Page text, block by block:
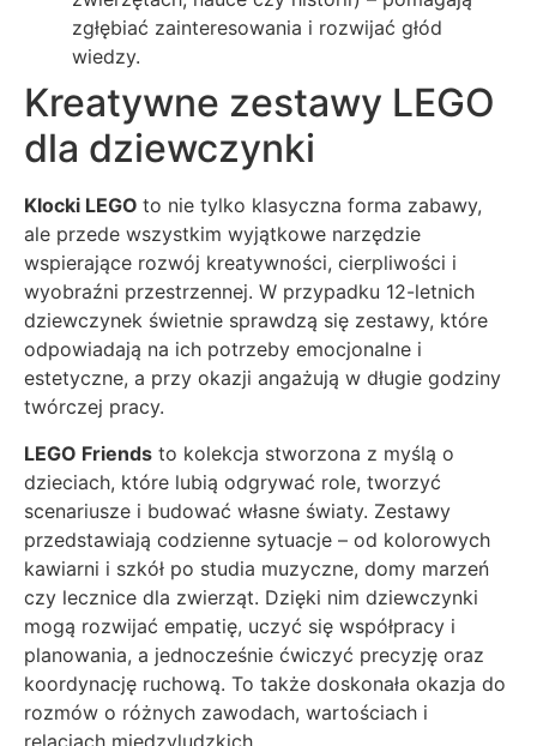
zgłębiać zainteresowania i rozwijać głód
wiedzy.
Kreatywne zestawy LEGO
dla dziewczynki
Klocki LEGO to nie tylko klasyczna forma zabawy,
ale przede wszystkim wyjątkowe narzędzie
wspierające rozwój kreatywności, cierpliwości i
wyobraźni przestrzennej. W przypadku 12-letnich
dziewczynek świetnie sprawdzą się zestawy, które
odpowiadają na ich potrzeby emocjonalne i
estetyczne, a przy okazji angażują w długie godziny
twórczej pracy.
LEGO Friends to kolekcja stworzona z myślą o
dzieciach, które lubią odgrywać role, tworzyć
scenariusze i budować własne światy. Zestawy
przedstawiają codzienne sytuacje – od kolorowych
kawiarni i szkół po studia muzyczne, domy marzeń
czy lecznice dla zwierząt. Dzięki nim dziewczynki
mogą rozwijać empatię, uczyć się współpracy i
planowania, a jednocześnie ćwiczyć precyzję oraz
koordynację ruchową. To także doskonała okazja do
rozmów o różnych zawodach, wartościach i
relacjach międzyludzkich.